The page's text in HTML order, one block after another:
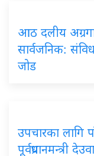
आठ दलीय
सार्वजनिक:
जोड
उपचारका लागि
पूर्वप्रधानमन्त्री